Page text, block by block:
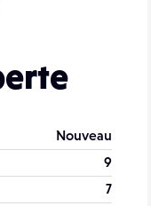
Nouveau
9
7